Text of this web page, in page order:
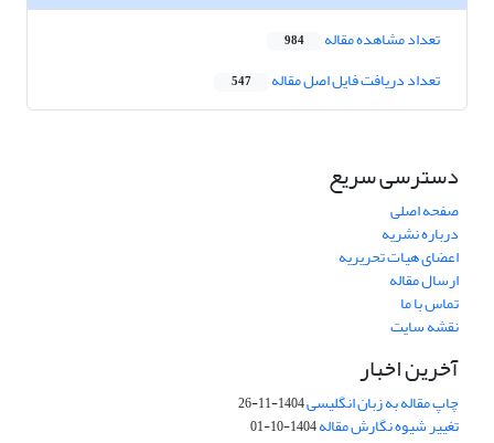
تعداد مشاهده مقاله 984
تعداد دریافت فایل اصل مقاله 547
دسترسی سریع
صفحه اصلی
درباره نشریه
اعضای هیات تحریریه
ارسال مقاله
تماس با ما
نقشه سایت
آخرین اخبار
چاپ مقاله به زبان انگلیسی1404-11-26
تغییر شیوه نگارش مقاله1404-10-01